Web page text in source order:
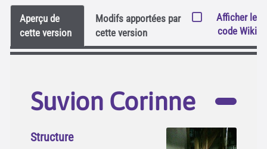
Aperçu de
cette version
Modifs apportées par
cette version
Afficher le
code Wiki
Suvion Corinne
Structure